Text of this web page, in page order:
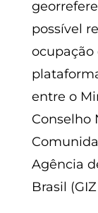
possível
ocupação
entre o
Conselho
Agência
Brasil